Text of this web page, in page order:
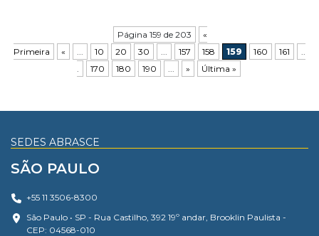
Página 159 de 203
«
Primeira
« ... 10 20 30 ... 157 158 159 160 161
..
.
170 180 190 ... » Última »
SEDES ABRASCE
SÃO PAULO
+55 11 3506-8300
São Paulo • SP - Rua Castilho, 392 19º andar, Brooklin Paulista -
CEP: 04568-010